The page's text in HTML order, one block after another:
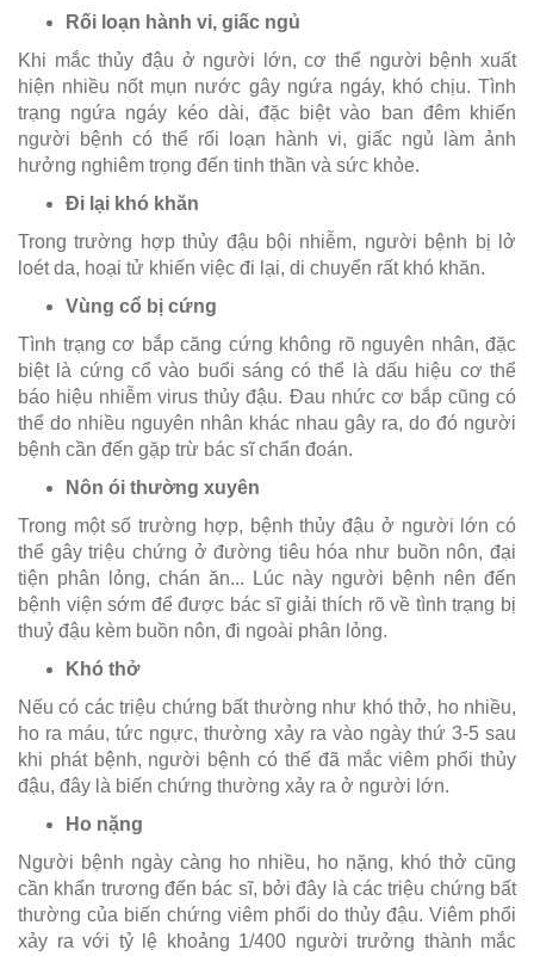
Rối loạn hành vi, giấc ngủ
Khi mắc thủy đậu ở người lớn, cơ thể người bệnh xuất
hiện nhiều nốt mụn nước gây ngứa ngáy, khó chịu. Tình
trạng ngứa ngáy kéo dài, đặc biệt vào ban đêm khiến
người bệnh có thể rối loạn hành vi, giấc ngủ làm ảnh
hưởng nghiêm trọng đến tinh thần và sức khỏe.
Đi lại khó khăn
Trong trường hợp thủy đậu bội nhiễm, người bệnh bị lở
loét da, hoại tử khiến việc đi lại, di chuyển rất khó khăn.
Vùng cổ bị cứng
Tình trạng cơ bắp căng cứng không rõ nguyên nhân, đặc
biệt là cứng cổ vào buổi sáng có thể là dấu hiệu cơ thể
báo hiệu nhiễm virus thủy đậu. Đau nhức cơ bắp cũng có
thể do nhiều nguyên nhân khác nhau gây ra, do đó người
bệnh cần đến gặp trừ bác sĩ chẩn đoán.
Nôn ói thường xuyên
Trong một số trường hợp, bệnh thủy đậu ở người lớn có
thể gây triệu chứng ở đường tiêu hóa như buồn nôn, đại
tiện phân lỏng, chán ăn... Lúc này người bệnh nên đến
bệnh viện sớm để được bác sĩ giải thích rõ về tình trạng bị
thuỷ đậu kèm buồn nôn, đi ngoài phân lỏng.
Khó thở
Nếu có các triệu chứng bất thường như khó thở, ho nhiều,
ho ra máu, tức ngực, thường xảy ra vào ngày thứ 3-5 sau
khi phát bệnh, người bệnh có thể đã mắc viêm phổi thủy
đậu, đây là biến chứng thường xảy ra ở người lớn.
Ho nặng
Người bệnh ngày càng ho nhiều, ho nặng, khó thở cũng
cần khẩn trương đến bác sĩ, bởi đây là các triệu chứng bất
thường của biến chứng viêm phổi do thủy đậu. Viêm phổi
xảy ra với tỷ lệ khoảng 1/400 người trưởng thành mắc